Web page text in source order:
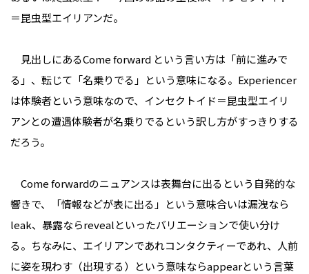
＝昆虫型エイリアンだ。
見出しにあるCome forward という言い方は「前に進みで
る」、転じて「名乗りでる」という意味になる。Experiencer
は体験者という意味なので、インセクトイド＝昆虫型エイリ
アンとの遭遇体験者が名乗りでるという訳し方がすっきりする
だろう。
Come forwardのニュアンスは表舞台に出るという自発的な
響きで、「情報などが表に出る」という意味合いは漏洩なら
leak、暴露ならrevealといったバリエーションで使い分け
る。ちなみに、エイリアンであれコンタクティーであれ、人前
に姿を現わす（出現する）という意味ならappearという言葉